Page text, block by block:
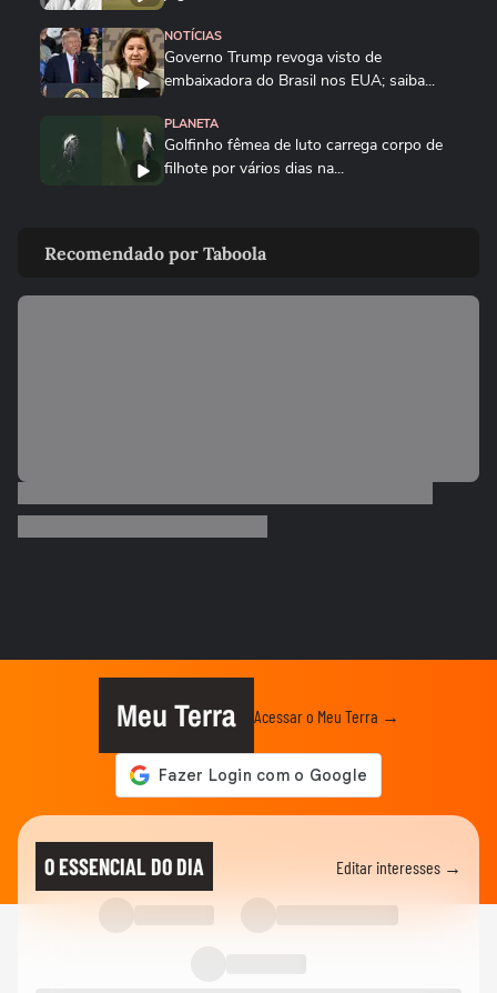
NOTÍCIAS
Governo Trump revoga visto de
embaixadora do Brasil nos EUA; saiba...
PLANETA
Golfinho fêmea de luto carrega corpo de
filhote por vários dias na...
explode e lança homem contra...
FUTEBOL
chamas após ataques em Ormuz
Lula diz que não é ‘louco’ de brigar com
China e EUA: ‘Quero...
No Japão, Zico tranquiliza fãs após
terremoto de grandes...
Lula critica sistema de saúde dos EUA ao
Recomendado por Taboola
Meu Terra Acessar o Meu Terra →
O ESSENCIAL DO DIA Editar interesses →